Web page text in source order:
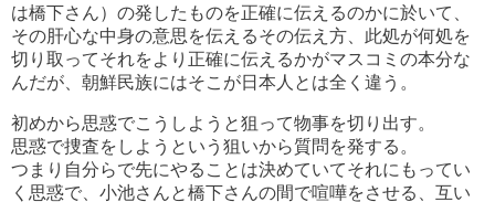
は橋下さん）の発したものを正確に伝えるのかに於いて、
その肝心な中身の意思を伝えるその伝え方、此処が何処を
切り取ってそれをより正確に伝えるかがマスコミの本分な
んだが、朝鮮民族にはそこが日本人とは全く違う。
初めから思惑でこうしようと狙って物事を切り出す。
思惑で捜査をしようという狙いから質問を発する。
つまり自分らで先にやることは決めていてそれにもってい
く思惑で、小池さんと橋下さんの間で喧嘩をさせる、互い